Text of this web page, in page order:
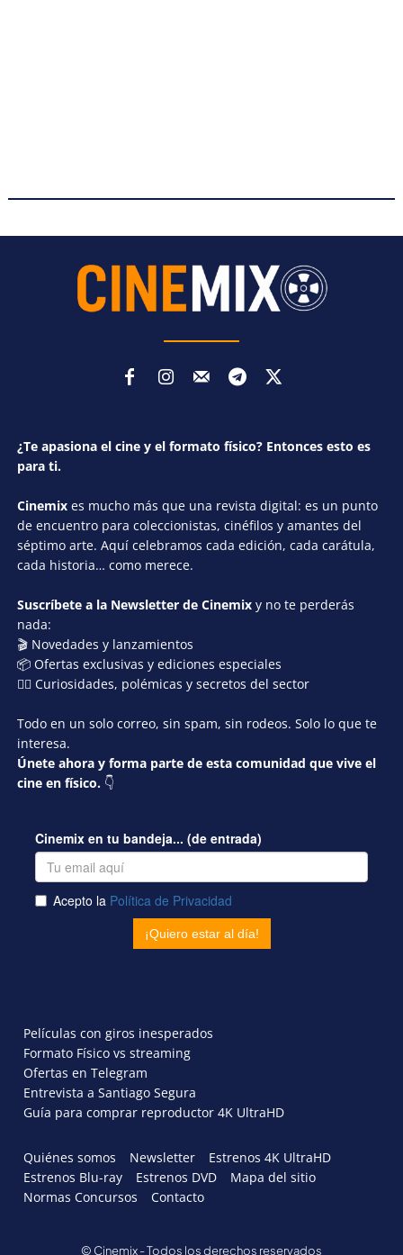
¿Te apasiona el cine y el formato físico? Entonces esto es
para ti.
Cinemix es mucho más que una revista digital: es un punto
de encuentro para coleccionistas, cinéfilos y amantes del
séptimo arte. Aquí celebramos cada edición, cada carátula,
cada historia… como merece.
Suscríbete a la Newsletter de Cinemix y no te perderás
nada:
🎬 Novedades y lanzamientos
📦 Ofertas exclusivas y ediciones especiales
🕵️‍♂️ Curiosidades, polémicas y secretos del sector
Todo en un solo correo, sin spam, sin rodeos. Solo lo que te
interesa.
Únete ahora y forma parte de esta comunidad que vive el
cine en físico. 👇
Películas con giros inesperados
Formato Físico vs streaming
Ofertas en Telegram
Entrevista a Santiago Segura
Guía para comprar reproductor 4K UltraHD
Quiénes somos Newsletter
Estrenos 4K UltraHD
Estrenos Blu-ray
Estrenos DVD
Mapa del sitio
Normas Concursos
Contacto
© Cinemix - Todos los derechos reservados